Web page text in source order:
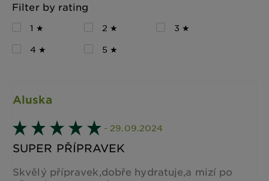
Filter by rating
1 ★ 2 ★
3 ★
4 ★
5 ★
Aluska
- 29.09.2024
SUPER PŘÍPRAVEK
Skvělý přípravek,dobře hydratuje,a mizí po